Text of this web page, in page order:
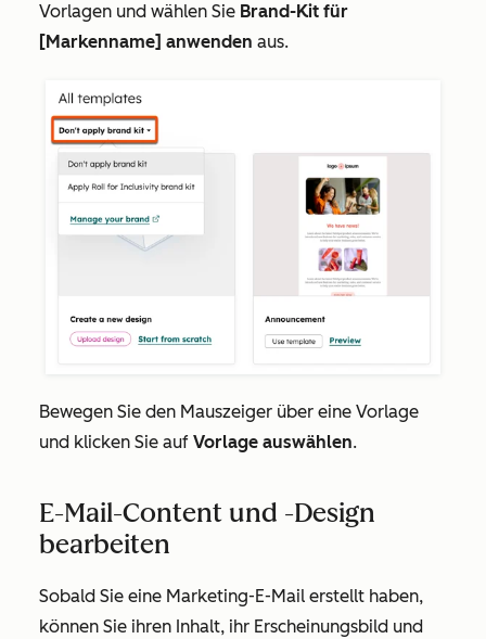
Vorlagen und wählen Sie Brand-Kit für
[Markenname] anwenden aus.
Bewegen Sie den Mauszeiger über eine Vorlage
und klicken Sie auf Vorlage auswählen.
E-Mail-Content und -Design
bearbeiten
Sobald Sie eine Marketing-E-Mail erstellt haben,
können Sie ihren Inhalt, ihr Erscheinungsbild und